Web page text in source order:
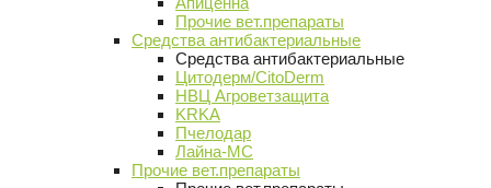
Прочие вет.препараты
Средства антибактериальные
Средства антибактериальные
Цитодерм/CitoDerm
НВЦ Агроветзащита
KRKA
Пчелодар
Лайна-МС
Прочие вет.препараты